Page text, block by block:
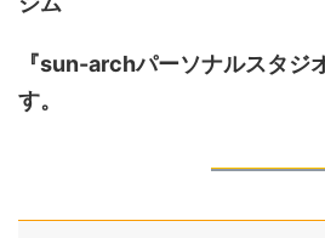
『sun-archパーソナルスタジ
す。